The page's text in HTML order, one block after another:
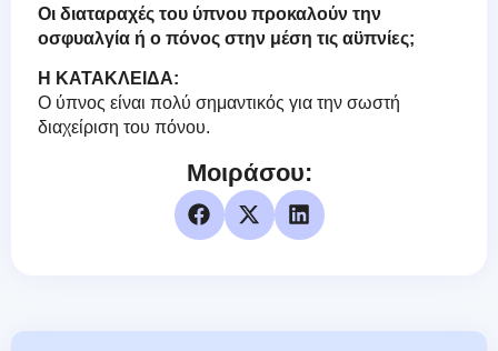
Οι διαταραχές του ύπνου προκαλούν την
οσφυαλγία ή ο πόνος στην μέση τις αϋπνίες;
Η ΚΑΤΑΚΛΕΙΔΑ:
Ο ύπνος είναι πολύ σημαντικός για την σωστή
διαχείριση του πόνου.
Μοιράσου: